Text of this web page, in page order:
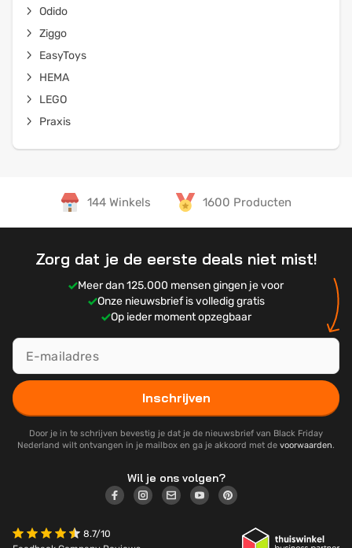
Odido
Ziggo
EasyToys
HEMA
LEGO
Praxis
144 Winkels 1600 Producten
Zorg dat je de eerste deals niet mist!
Meer dan 125.000 mensen gingen je voor
Onze nieuwsbrief is volledig gratis
Op ieder moment opzegbaar
Inschrijven
Door je in te schrijven bevestig je dat je de nieuwsbrief van Black Friday
Nederland wilt ontvangen in je mailbox en ga je akkoord met de voorwaarden.
Wil je ons volgen?
8.7/10